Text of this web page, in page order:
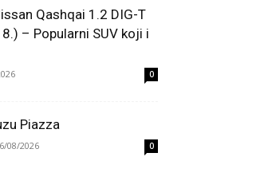
Qashqai 1.2 DIG-T
– Popularni SUV koji i
0
Piazza
08/2026 0